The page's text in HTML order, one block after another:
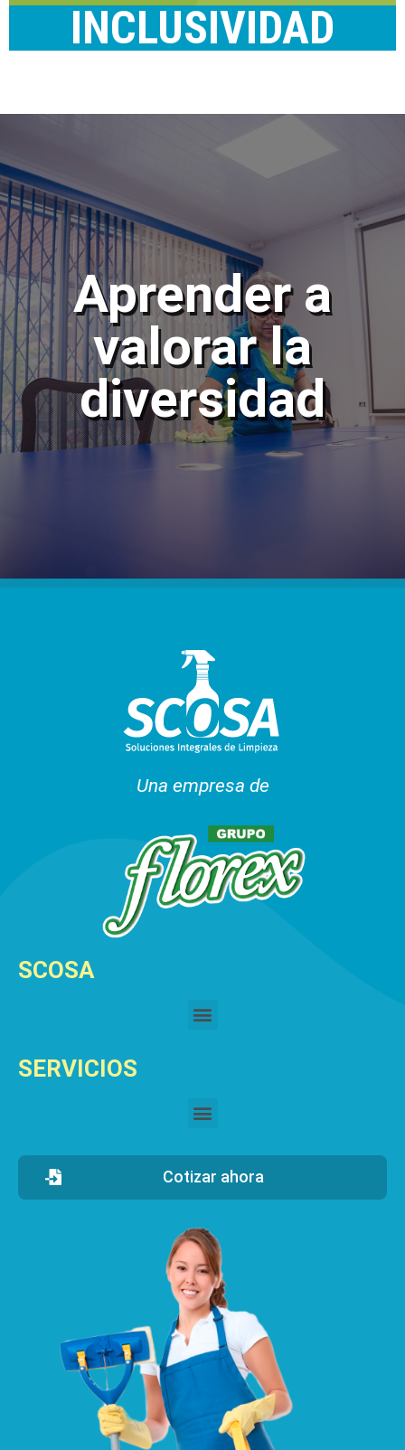
INCLUSIVIDAD
Aprender a
valorar la
diversidad
Una empresa de
SCOSA
SERVICIOS
Cotizar ahora